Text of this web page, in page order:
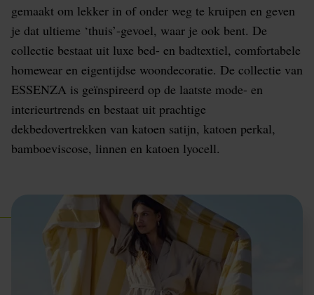
gemaakt om lekker in of onder weg te kruipen en geven
je dat ultieme ‘thuis’-gevoel, waar je ook bent. De
collectie bestaat uit luxe bed- en badtextiel, comfortabele
homewear en eigentijdse woondecoratie. De collectie van
ESSENZA is geïnspireerd op de laatste mode- en
interieurtrends en bestaat uit prachtige
dekbedovertrekken van katoen satijn, katoen perkal,
bamboeviscose, linnen en katoen lyocell.